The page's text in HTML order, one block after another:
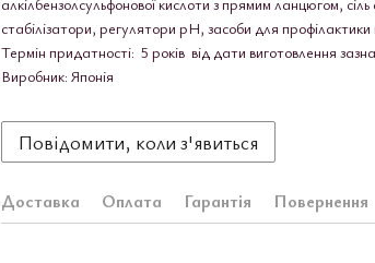
стабілізатори, регулятори рН, засоби для
Термін придатності: 5 років від дати виготовлення
Виробник: Японія
Повідомити, коли з'явиться
Доставка Оплата Гарантія Повернення